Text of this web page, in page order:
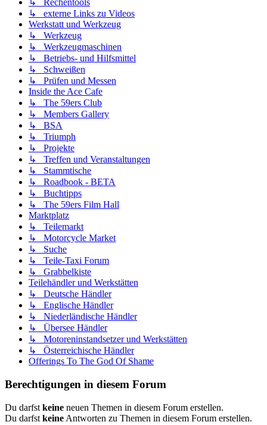
↳ Rechentools
↳ externe Links zu Videos
Werkstatt und Werkzeug
↳ Werkzeug
↳ Werkzeugmaschinen
↳ Betriebs- und Hilfsmittel
↳ Schweißen
↳ Prüfen und Messen
Inside the Ace Cafe
↳ The 59ers Club
↳ Members Gallery
↳ BSA
↳ Triumph
↳ Projekte
↳ Treffen und Veranstaltungen
↳ Stammtische
↳ Roadbook - BETA
↳ Buchtipps
↳ The 59ers Film Hall
Marktplatz
↳ Teilemarkt
↳ Motorcycle Market
↳ Suche
↳ Teile-Taxi Forum
↳ Grabbelkiste
Teilehändler und Werkstätten
↳ Deutsche Händler
↳ Englische Händler
↳ Niederländische Händler
↳ Übersee Händler
↳ Motoreninstandsetzer und Werkstätten
↳ Österreichische Händler
Offerings To The God Of Shame
Berechtigungen in diesem Forum
Du darfst keine neuen Themen in diesem Forum erstellen.
Du darfst keine Antworten zu Themen in diesem Forum erstellen.